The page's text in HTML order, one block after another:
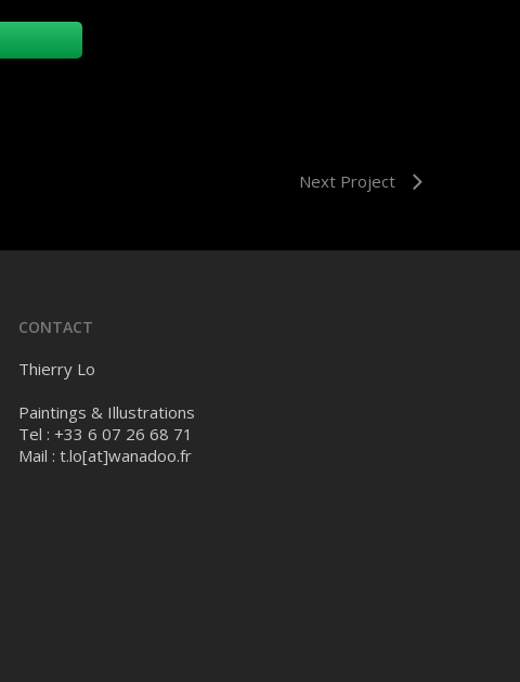
Next Project
CONTACT
Thierry Lo
Paintings & Illustrations
Tel : +33 6 07 26 68 71
Mail :t.lo[at]wanadoo.fr